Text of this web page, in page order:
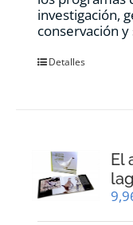
investigación,
conservación
Detalles
El